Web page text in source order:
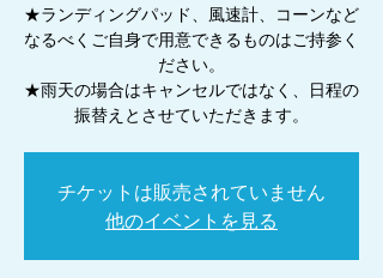
★ランディングパッド、風速計、コーンなど
なるべくご自身で用意できるものはご持参く
ださい。
★雨天の場合はキャンセルではなく、日程の
振替えとさせていただきます。
チケットは販売されていません
他のイベントを見る